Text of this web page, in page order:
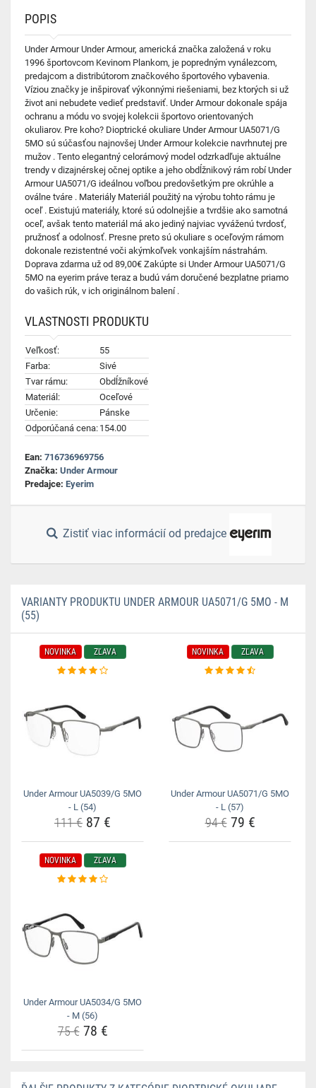
POPIS
Under Armour Under Armour, americká značka založená v roku
1996 športovcom Kevinom Plankom, je popredným vynálezcom,
predajcom a distribútorom značkového športového vybavenia.
Víziou značky je inšpirovať výkonnými riešeniami, bez ktorých si už
život ani nebudete vedieť predstaviť. Under Armour dokonale spája
ochranu a módu vo svojej kolekcii športovo orientovaných
okuliarov. Pre koho? Dioptrické okuliare Under Armour UA5071/G
5MO sú súčasťou najnovšej Under Armour kolekcie navrhnutej pre
mužov . Tento elegantný celorámový model odzrkadľuje aktuálne
trendy v dizajnérskej očnej optike a jeho obdĺžnikový rám robí Under
Armour UA5071/G ideálnou voľbou predovšetkým pre okrúhle a
oválne tváre . Materiály Materiál použitý na výrobu tohto rámu je
oceľ . Existujú materiály, ktoré sú odolnejšie a tvrdšie ako samotná
oceľ, avšak tento materiál má ako jediný najviac vyváženú tvrdosť,
pružnosť a odolnosť. Presne preto sú okuliare s oceľovým rámom
dokonale rezistentné voči akýmkoľvek vonkajším nástrahám.
Doprava zdarma už od 89,00€ Zakúpte si Under Armour UA5071/G
5MO na eyerim práve teraz a budú vám doručené bezplatne priamo
do vašich rúk, v ich originálnom balení .
VLASTNOSTI PRODUKTU
Veľkosť:
55
Farba:
Sivé
Tvar rámu:
Obdĺžníkové
Materiál:
Oceľové
Určenie:
Pánske
Odporúčaná cena: 154.00
Ean: 716736969756
Značka: Under Armour
Predajce: Eyerim
Zistiť viac informácií od predajce
VARIANTY PRODUKTU UNDER ARMOUR UA5071/G 5MO - M
(55)
NOVINKA ZĽAVA
Under Armour UA5039/G 5MO
- L (54)
111 € 87 €
NOVINKA ZĽAVA
Under Armour UA5071/G 5MO
- L (57)
94 €79 €
NOVINKA ZĽAVA
Under Armour UA5034/G 5MO
- M (56)
75 €78 €